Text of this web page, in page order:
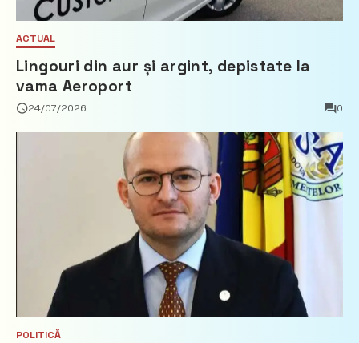
ACTUAL
Lingouri din aur și argint, depistate la
vama Aeroport
24/07/2026 0
POLITICĂ